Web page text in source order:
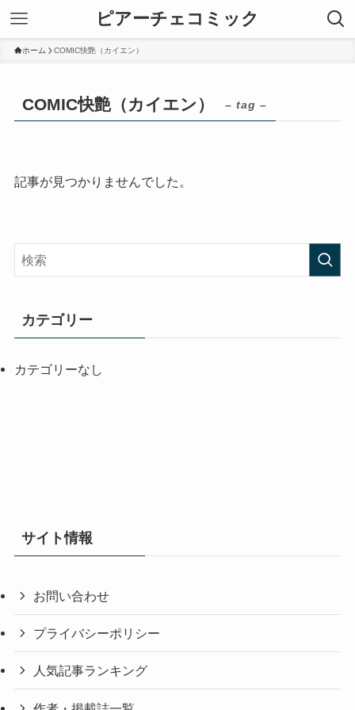
ピアーチェコミック
ホーム COMIC快艶（カイエン）
COMIC快艶（カイエン） – tag –
記事が見つかりませんでした。
カテゴリー
カテゴリーなし
サイト情報
お問い合わせ
プライバシーポリシー
人気記事ランキング